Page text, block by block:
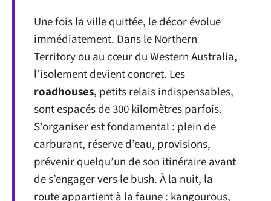
Une fois la ville quittée, le décor évolue
immédiatement. Dans le Northern
Territory ou au cœur du Western Australia,
l’isolement devient concret. Les
roadhouses, petits relais indispensables,
sont espacés de 300 kilomètres parfois.
S’organiser est fondamental : plein de
carburant, réserve d’eau, provisions,
prévenir quelqu’un de son itinéraire avant
de s’engager vers le bush. À la nuit, la
route appartient à la faune : kangourous,